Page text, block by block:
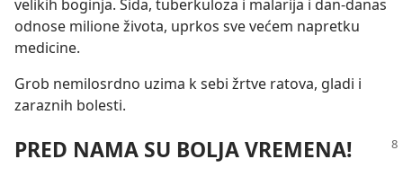
velikih boginja. Sida, tuberkuloza i malarija i dan-danas
odnose milione života, uprkos sve većem napretku
medicine.
Grob nemilosrdno uzima k sebi žrtve ratova, gladi i
zaraznih bolesti.
PRED NAMA SU BOLJA VREMENA!